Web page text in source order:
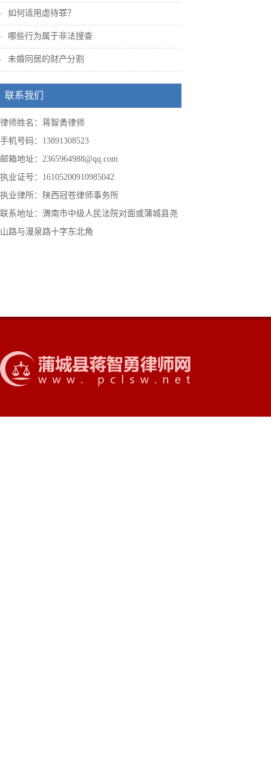
如何适用虐待罪？
哪些行为属于非法搜查
未婚同居的财产分割
联系我们
律师姓名：蒋智勇律师
手机号码：13891308523
邮箱地址：2365964988@qq.com
执业证号：16105200910985042
执业律所：陕西冠苍律师事务所
联系地址：渭南市中级人民法院对面或蒲城县尧
山路与漫泉路十字东北角